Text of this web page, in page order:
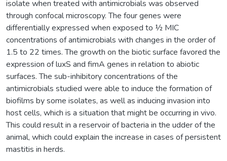
isolate when treated with antimicrobials was observed
through confocal microscopy. The four genes were
differentially expressed when exposed to ½ MIC
concentrations of antimicrobials with changes in the order of
1.5 to 22 times. The growth on the biotic surface favored the
expression of luxS and fimA genes in relation to abiotic
surfaces. The sub-inhibitory concentrations of the
antimicrobials studied were able to induce the formation of
biofilms by some isolates, as well as inducing invasion into
host cells, which is a situation that might be occurring in vivo.
This could result in a reservoir of bacteria in the udder of the
animal, which could explain the increase in cases of persistent
mastitis in herds.